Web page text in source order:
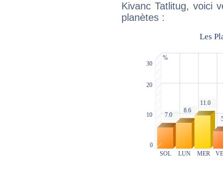
Kivanc Tatlitug, voici
planètes :